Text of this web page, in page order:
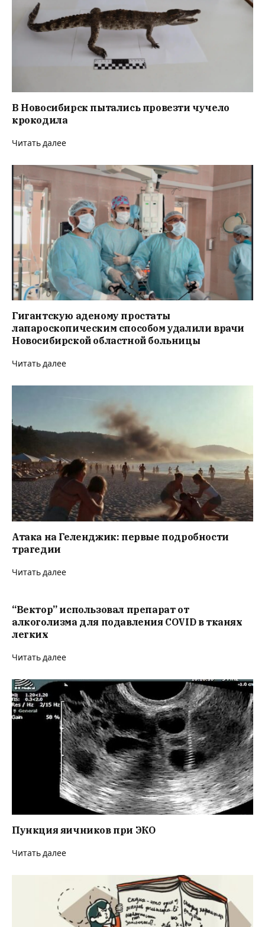
В Новосибирск пытались провезти чучело
крокодила
Читать далее
Гигантскую аденому простаты
лапароскопическим способом удалили врачи
Новосибирской областной больницы
Читать далее
Атака на Геленджик: первые подробности
трагедии
Читать далее
“Вектор” использовал препарат от
алкоголизма для подавления COVID в тканях
легких
Читать далее
Пункция яичников при ЭКО
Читать далее